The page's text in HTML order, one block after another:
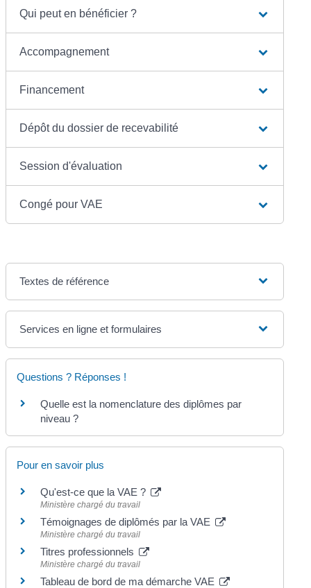
Qui peut en bénéficier ?
Accompagnement
Financement
Dépôt du dossier de recevabilité
Session d'évaluation
Congé pour VAE
Textes de référence
Services en ligne et formulaires
Questions ? Réponses !
Quelle est la nomenclature des diplômes par
niveau ?
Pour en savoir plus
Qu'est-ce que la VAE ?
Ministère chargé du travail
Témoignages de diplômés par la VAE
Ministère chargé du travail
Titres professionnels
Ministère chargé du travail
Tableau de bord de ma démarche VAE